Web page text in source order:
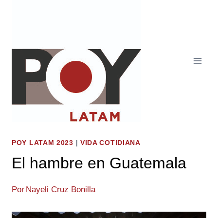
POY LATAM 2023 | VIDA COTIDIANA
El hambre en Guatemala
Por Nayeli Cruz Bonilla